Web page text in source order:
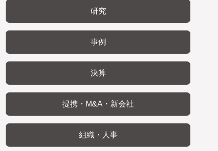
研究
事例
決算
提携・M&A・新会社
組織・人事